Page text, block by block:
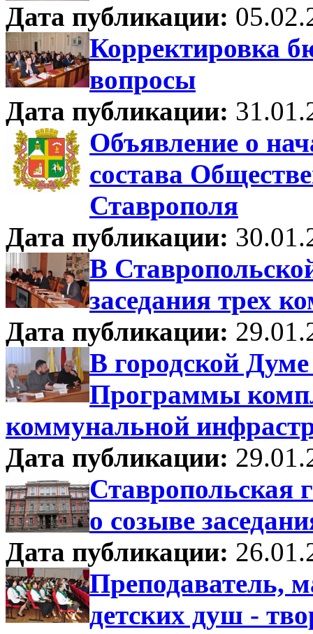
Дата публикации:
Корректировка
вопросы
Дата публикации:
Объявление о
состава
Ставрополя
Дата публикации:
В
заседания трех
Дата публикации:
В городской
Программы
коммунальной
Дата публикации:
Ставропольская
о созыве
Дата публикации:
Преподаватель,
детских душ -